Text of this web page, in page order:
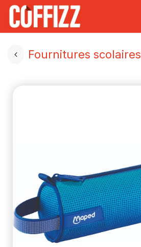
Fournitures scolaires